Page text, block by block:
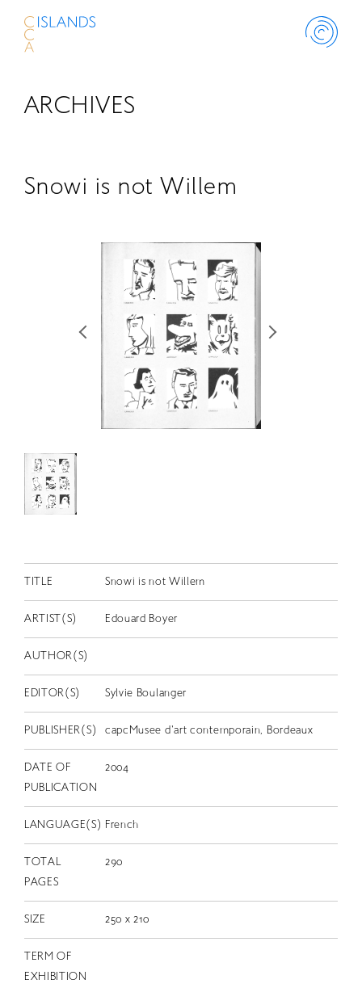
ABOUT
SCHOLARSHIP
コンサート
CONTACT
JP
EN
ARCHIVES
Snowi is not Willem
TITLE Snowi is not Willem
ARTIST(S) Edouard Boyer
AUTHOR(S)
EDITOR(S) Sylvie Boulanger
PUBLISHER(S) capcMusee d'art contemporain, Bordeaux
DATE OF
PUBLICATION
2004
LANGUAGE(S) French
TOTAL
PAGES
290
SIZE 250 x 210
TERM OF
EXHIBITION